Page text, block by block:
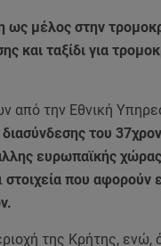
ως μέλος στην
και ταξίδι για
από την Εθνική
διασύνδεσης του
ευρωπαϊκής χώρας
στοιχεία που αφορούν
της Κρήτης, ενώ,